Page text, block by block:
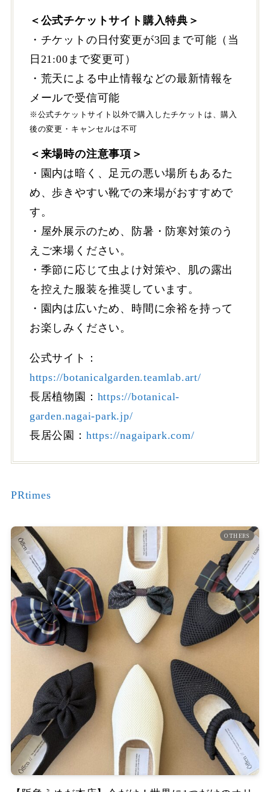
＜公式チケットサイト購入特典＞
・チケットの日付変更が3回まで可能（当
日21:00まで変更可）
・荒天による中止情報などの最新情報を
メールで受信可能
※公式チケットサイト以外で購入したチケットは、購入
後の変更・キャンセルは不可
＜来場時の注意事項＞
・園内は暗く、足元の悪い場所もあるた
め、歩きやすい靴での来場がおすすめで
す。
・屋外展示のため、防暑・防寒対策のう
えご来場ください。
・季節に応じて虫よけ対策や、肌の露出
を控えた服装を推奨しています。
・園内は広いため、時間に余裕を持って
お楽しみください。
公式サイト：
https://botanicalgarden.teamlab.art/
長居植物園： https://botanical-
garden.nagai-park.jp/
長居公園： https://nagaipark.com/
PRtimes
OTHERS